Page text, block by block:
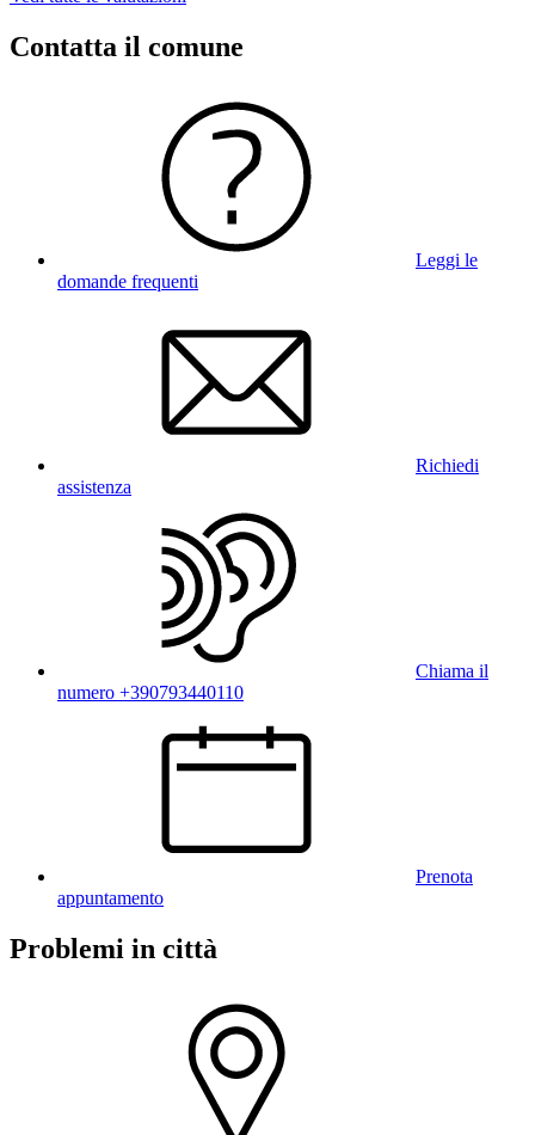
Contatta il comune
Leggi le
domande frequenti
Richiedi
assistenza
Chiama il
numero +390793440110
Prenota
appuntamento
Problemi in città